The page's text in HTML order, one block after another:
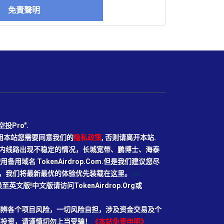
聲明
投Pro".
站您需要同意我们的隐私政策, 否则请离开本站.
线路出现不稳定的情况，长城宽带、鹏博士、海泰
备用域名 TokenAirdrop.Com.但是我们建议您尽
们将最新最优的体验优先装载在这里。
英文版!中文版请访问TokenAirdrop.Org或
各个项目风险，一切风险自担，涉及资金交易及个
资，请谨慎切勿上当受骗！
《本站免责申明》